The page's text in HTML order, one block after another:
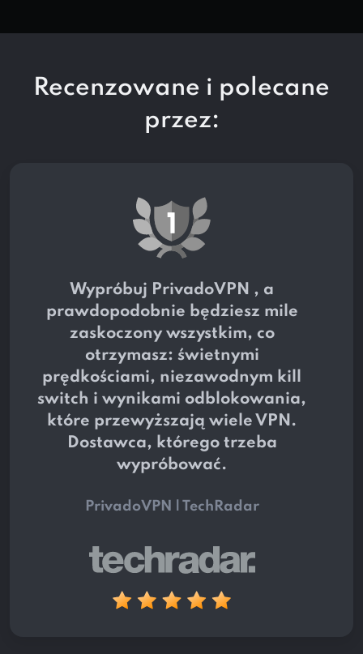
Recenzowane i polecane
przez:
Wypróbuj PrivadoVPN , a
prawdopodobnie będziesz mile
zaskoczony wszystkim, co
otrzymasz: świetnymi
prędkościami, niezawodnym kill
switch i wynikami odblokowania,
które przewyższają wiele VPN.
Dostawca, którego trzeba
wypróbować.
PrivadoVPN | TechRadar